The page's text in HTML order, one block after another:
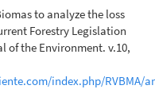
to analyze the loss
Forestry Legislation
of the Environment. v.10,
index.php/RVBMA/